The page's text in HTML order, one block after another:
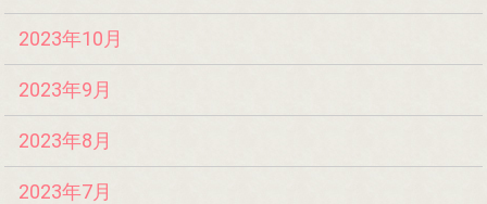
2023年10月
2023年9月
2023年8月
2023年7月